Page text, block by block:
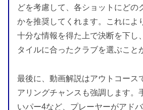
どを考慮して、各ショットにどの
かを推奨してくれます。これによ
十分な情報を得た上で決断を下し
タイルに合ったクラブを選ぶこと
最後に、動画解説はアウトコース
アリングチャンスも強調します。
いパー4など、プレーヤーがアド